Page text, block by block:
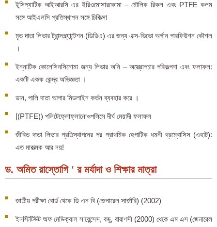
ইন্সিপ্যাটিক আইআরসি এর ইরিওমোসারকোমা – মৌলিক রিকল এবং PTFE কলম
সঙ্গে আইএলসি প্রতিস্থাপন সঙ্গে চিকিত্সা
মৃত দাতা লিভার ট্রান্সপ্ল্যান্টেশন (ডিডিএ) এর জন্য এক্স-ভিভো অর্গান পারফিউশন কৌশল
।
ইন্নাটিক কোলেসিনসিনোমা জন্য লিভার অনি – অস্ত্রোপচার পরিকল্পনা এবং ফলাফল:
একটি একক কেন্দ্র অভিজ্ঞতা ।
ডান, পালি দাতা আপার মিডলাইন কর্তন ব্যবহার করে ।
[(PTFE)) পলিটেফ্লোফ্লানোওপলিসে দীর্ঘ মেয়াদী ফলাফল
জীবিত দাতা লিভার প্রতিস্থাপনের পর প্রাথমিক হেপাটিক ধমনী থ্রম্বোসিস (এহাট):
এত মারাত্মক আর নয়!
ড. অমিত রাস্তোগি ' র মর্যাদা ও শিক্ষার মাত্রা
জাতীয় পরীক্ষা বোর্ড থেকে ডি এন বি (জেনারেল সার্জারি) (2002)
ইনস্টিটিউট অফ মেডিক্যাল সায়েন্সেস, বভু, বারাণসী (2000) থেকে এম এস (জেনারেল